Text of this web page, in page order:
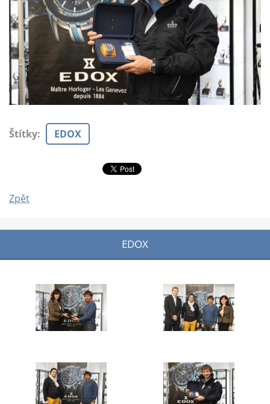
Štítky: EDOX
Zpět
EDOX